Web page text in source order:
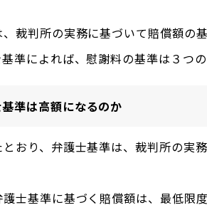
裁判所の実務に基づいて賠償額の
準によれば、慰謝料の基準は３つ
準は高額になるのか
おり、弁護士基準は、裁判所の実
士基準に基づく賠償額は、最低限